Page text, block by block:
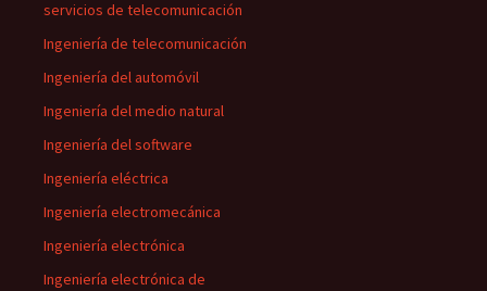
servicios de telecomunicación
Ingeniería de telecomunicación
Ingeniería del automóvil
Ingeniería del medio natural
Ingeniería del software
Ingeniería eléctrica
Ingeniería electromecánica
Ingeniería electrónica
Ingeniería electrónica de